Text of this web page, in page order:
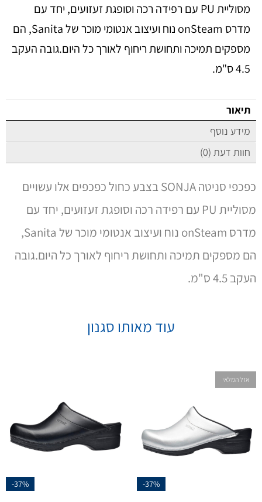
מסוליית PU עם רפידה רכה וסופגת זעזועים, יחד עם
מדרס onSteam נוח ועיצוב אנטומי מוכר של Sanita, הם
מספקים תמיכה ותחושת ריחוף לאורך כל היום.גובה העקב
4.5 ס"מ.
תיאור
מידע נוסף
חוות דעת (0)
כפכפי סניטה SONJA בצבע כחול כפכפים אלו עשויים
מסוליית PU עם רפידה רכה וסופגת זעזועים, יחד עם
מדרס onSteam נוח ועיצוב אנטומי מוכר של Sanita,
הם מספקים תמיכה ותחושת ריחוף לאורך כל היום.גובה
העקב 4.5 ס"מ.
עוד מאותו סגנון
-37%
אזל המלאי
-37%